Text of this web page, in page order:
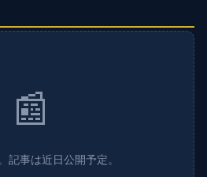
📰
記事は近日公開予定。